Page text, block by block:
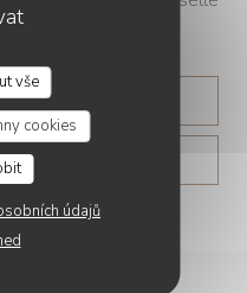
vše
cookies
údajů
((OTEVŘE SE V NOVÉM
V TISKU